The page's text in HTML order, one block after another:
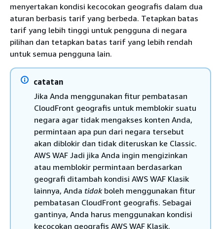
menyertakan kondisi kecocokan geografis dalam dua
aturan berbasis tarif yang berbeda. Tetapkan batas
tarif yang lebih tinggi untuk pengguna di negara
pilihan dan tetapkan batas tarif yang lebih rendah
untuk semua pengguna lain.
catatan
Jika Anda menggunakan fitur pembatasan
CloudFront geografis untuk memblokir suatu
negara agar tidak mengakses konten Anda,
permintaan apa pun dari negara tersebut
akan diblokir dan tidak diteruskan ke Classic.
AWS WAF Jadi jika Anda ingin mengizinkan
atau memblokir permintaan berdasarkan
geografi ditambah kondisi AWS WAF Klasik
lainnya, Anda tidakboleh menggunakan fitur
pembatasan CloudFront geografis. Sebagai
gantinya, Anda harus menggunakan kondisi
kecocokan geografis AWS WAF Klasik.